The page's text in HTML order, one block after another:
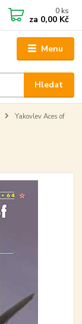
Menu
Hledat
0 ks
za 0,00 Kč
Yakovlev Aces of